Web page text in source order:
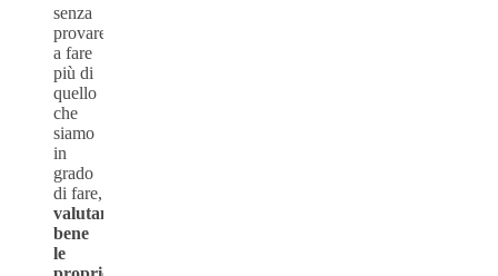
senza
provare
a fare
più di
quello
che
siamo
in
grado
di fare,
valutando
bene
le